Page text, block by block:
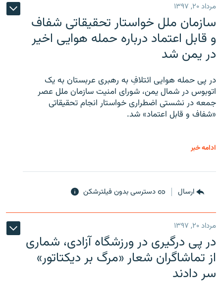
مرداد ۲۰, ۱۳۹۷
سازمان ملل خواستار تحقیقاتی شفاف
و قابل اعتماد درباره حمله هوایی اخیر
در یمن شد
در پی حمله هوایی ائتلافِ به رهبری عربستان به یک
اتوبوس در شمال یمن، شورای امنیت سازمان ملل عصر
جمعه در نشستی اضطراری خواستار انجام تحقیقاتی
«شفاف و قابل اعتماد» شد.
ادامه خبر
ارسال دسترسی بدون فیلترشکن
مرداد ۲۰, ۱۳۹۷
در پی درگیری در ورزشگاه آزادی، شماری
از تماشاگران شعار «مرگ بر دیکتاتور»
سر دادند